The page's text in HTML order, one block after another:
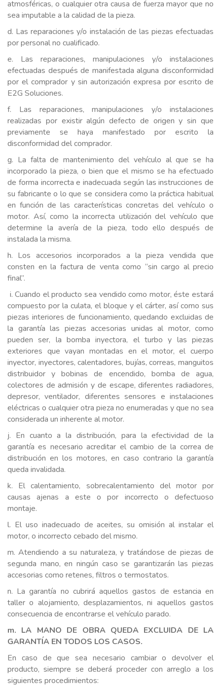
atmosféricas, o cualquier otra causa de fuerza mayor que no
sea imputable a la calidad de la pieza.
d. Las reparaciones y/o instalación de las piezas efectuadas
por personal no cualificado.
e. Las reparaciones, manipulaciones y/o instalaciones
efectuadas después de manifestada alguna disconformidad
por el comprador y sin autorización expresa por escrito de
E2G Soluciones.
f. Las reparaciones, manipulaciones y/o instalaciones
realizadas por existir algún defecto de origen y sin que
previamente se haya manifestado por escrito la
disconformidad del comprador.
g. La falta de mantenimiento del vehículo al que se ha
incorporado la pieza, o bien que el mismo se ha efectuado
de forma incorrecta e inadecuada según las instrucciones de
su fabricante o lo que se considera como la práctica habitual
en función de las características concretas del vehículo o
motor. Así, como la incorrecta utilización del vehículo que
determine la avería de la pieza, todo ello después de
instalada la misma.
h. Los accesorios incorporados a la pieza vendida que
consten en la factura de venta como “sin cargo al precio
final”.
i. Cuando el producto sea vendido como motor, éste estará
compuesto por la culata, el bloque y el cárter, así como sus
piezas interiores de funcionamiento, quedando excluidas de
la garantía las piezas accesorias unidas al motor, como
pueden ser, la bomba inyectora, el turbo y las piezas
exteriores que vayan montadas en el motor, el cuerpo
inyector, inyectores, calentadores, bujías, correas, manguitos
distribuidor y bobinas de encendido, bomba de agua,
colectores de admisión y de escape, diferentes radiadores,
depresor, ventilador, diferentes sensores e instalaciones
eléctricas o cualquier otra pieza no enumeradas y que no sea
considerada un inherente al motor.
j. En cuanto a la distribución, para la efectividad de la
garantía es necesario acreditar el cambio de la correa de
distribución en los motores, en caso contrario la garantía
queda invalidada.
k. El calentamiento, sobrecalentamiento del motor por
causas ajenas a este o por incorrecto o defectuoso
montaje.
l. El uso inadecuado de aceites, su omisión al instalar el
motor, o incorrecto cebado del mismo.
m. Atendiendo a su naturaleza, y tratándose de piezas de
segunda mano, en ningún caso se garantizarán las piezas
accesorias como retenes, filtros o termostatos.
n. La garantía no cubrirá aquellos gastos de estancia en
taller o alojamiento, desplazamientos, ni aquellos gastos
consecuencia de encontrarse el vehículo parado.
m. LA MANO DE OBRA QUEDA EXCLUIDA DE LA
GARANTÍA EN TODOS LOS CASOS.
En caso de que sea necesario cambiar o devolver el
producto, siempre se deberá proceder con arreglo a los
siguientes procedimientos: